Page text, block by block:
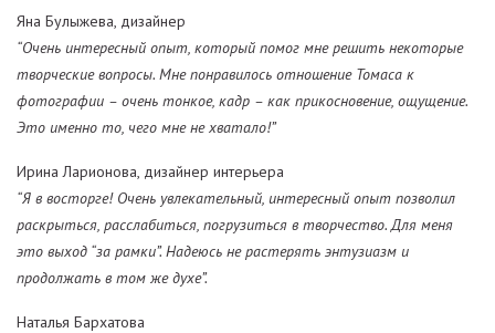
Яна Булыжева, дизайнер
“Очень интересный опыт, который помог мне решить некоторые
творческие вопросы. Мне понравилось отношение Томаса к
фотографии – очень тонкое, кадр – как прикосновение, ощущение.
Это именно то, чего мне не хватало!”
Ирина Ларионова, дизайнер интерьера
“Я в восторге! Очень увлекательный, интересный опыт позволил
раскрыться, расслабиться, погрузиться в творчество. Для меня
это выход “за рамки”. Надеюсь не растерять энтузиазм и
продолжать в том же духе”.
Наталья Бархатова